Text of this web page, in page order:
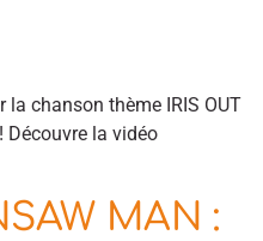
chanson thème IRIS OUT
Découvre la vidéo
MAN :